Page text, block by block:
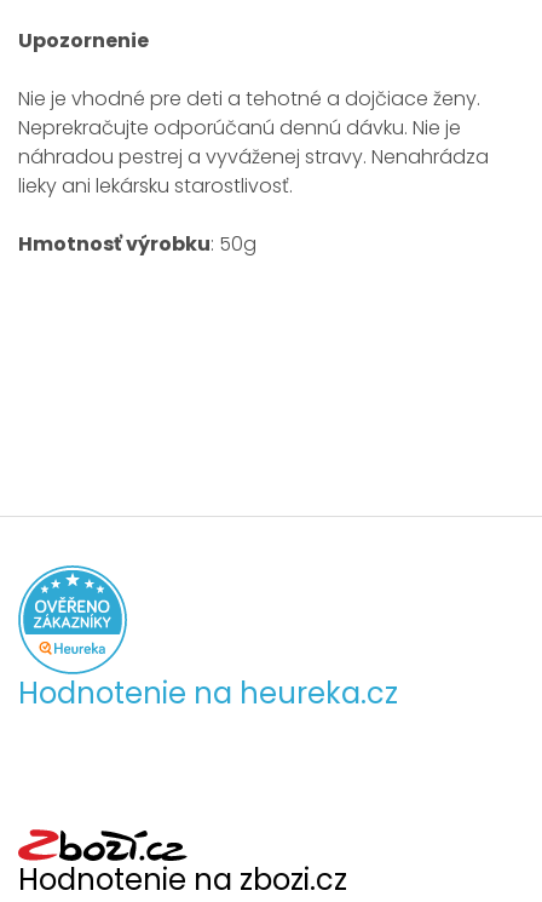
Upozornenie
Nie je vhodné pre deti a tehotné a dojčiace ženy.
Neprekračujte odporúčanú dennú dávku. Nie je
náhradou pestrej a vyváženej stravy. Nenahrádza
lieky ani lekársku starostlivosť.
Hmotnosť výrobku: 50g
Hodnotenie na heureka.cz
Hodnotenie na zbozi.cz